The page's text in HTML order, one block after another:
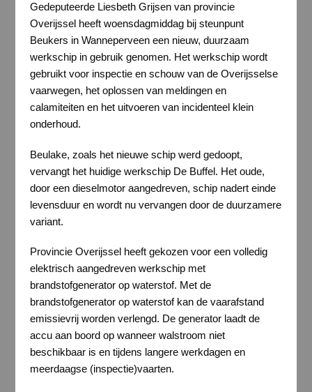
Gedeputeerde Liesbeth Grijsen van provincie
Overijssel heeft woensdagmiddag bij steunpunt
Beukers in Wanneperveen een nieuw, duurzaam
werkschip in gebruik genomen. Het werkschip wordt
gebruikt voor inspectie en schouw van de Overijsselse
vaarwegen, het oplossen van meldingen en
calamiteiten en het uitvoeren van incidenteel klein
onderhoud.
Beulake, zoals het nieuwe schip werd gedoopt,
vervangt het huidige werkschip De Buffel. Het oude,
door een dieselmotor aangedreven, schip nadert einde
levensduur en wordt nu vervangen door de duurzamere
variant.
Provincie Overijssel heeft gekozen voor een volledig
elektrisch aangedreven werkschip met
brandstofgenerator op waterstof. Met de
brandstofgenerator op waterstof kan de vaarafstand
emissievrij worden verlengd. De generator laadt de
accu aan boord op wanneer walstroom niet
beschikbaar is en tijdens langere werkdagen en
meerdaagse (inspectie)vaarten.